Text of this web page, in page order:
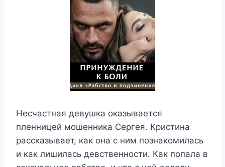
Несчастная девушка оказывается
пленницей мошенника Сергея. Кристина
рассказывает, как она с ним познакомилась
и как лишилась девственности. Как попала в